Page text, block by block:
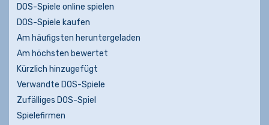
DOS-Spiele online spielen
DOS-Spiele kaufen
Am häufigsten heruntergeladen
Am höchsten bewertet
Kürzlich hinzugefügt
Verwandte DOS-Spiele
Zufälliges DOS-Spiel
Spielefirmen